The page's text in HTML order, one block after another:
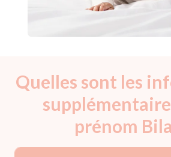
Quelles sont les
prénom